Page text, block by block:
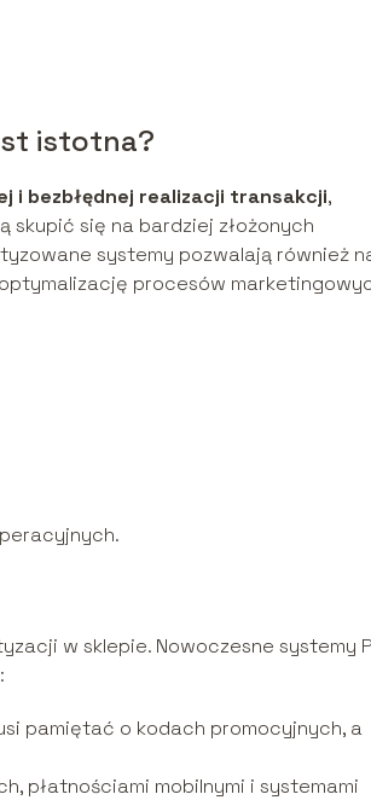
istotna?
i bezbłędnej realizacji transakcji,
skupić się na bardziej złożonych
systemy pozwalają również
procesów
w sklepie. Nowoczesne systemy
pamiętać o kodach promocyjnych, a
płatnościami mobilnymi i systemami